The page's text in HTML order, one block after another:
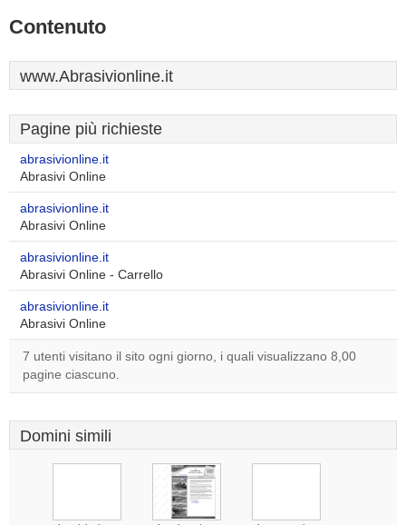
Contenuto
www.Abrasivionline.it
Pagine più richieste
abrasivionline.it
Abrasivi Online
abrasivionline.it
Abrasivi Online
abrasivionline.it
Abrasivi Online - Carrello
abrasivionline.it
Abrasivi Online
7 utenti visitano il sito ogni giorno, i quali visualizzano 8,00
pagine ciascuno.
Domini simili